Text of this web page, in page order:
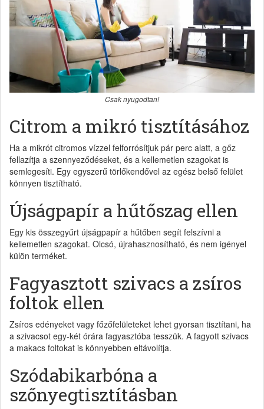
Csak nyugodtan!
Citrom a mikró tisztításához
Ha a mikrót citromos vízzel felforrósítjuk pár perc alatt, a gőz
fellazítja a szennyeződéseket, és a kellemetlen szagokat is
semlegesíti. Egy egyszerű törlőkendővel az egész belső felület
könnyen tisztítható.
Újságpapír a hűtőszag ellen
Egy kis összegyűrt újságpapír a hűtőben segít felszívni a
kellemetlen szagokat. Olcsó, újrahasznosítható, és nem igényel
külön terméket.
Fagyasztott szivacs a zsíros
foltok ellen
Zsíros edényeket vagy főzőfelületeket lehet gyorsan tisztítani, ha
a szivacsot egy-két órára fagyasztóba tesszük. A fagyott szivacs
a makacs foltokat is könnyebben eltávolítja.
Szódabikarbóna a
szőnyegtisztításban